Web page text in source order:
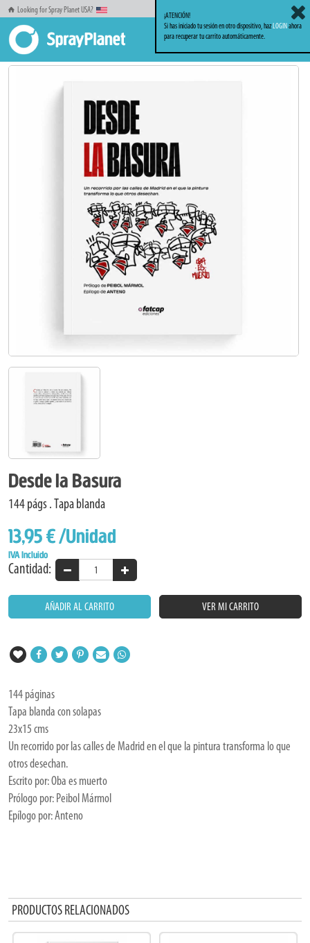
Looking for Spray Planet USA?
Inicio Desde la Basura
Desde la Basura
144 págs . Tapa blanda
13,95 €/Unidad
IVA Incluido
Cantidad:
AÑADIR AL CARRITO VER MI CARRITO
144 páginas
Tapa blanda con solapas
23x15 cms
Un recorrido por las calles de Madrid en el que la pintura transforma lo que
otros desechan.
Escrito por: Oba es muerto
Prólogo por: Peibol Mármol
Epílogo por: Anteno
PRODUCTOS RELACIONADOS
¡ATENCIÓN!
Si has iniciado tu sesión en otro dispositivo, hazLOGINahora
para recuperar tu carrito automáticamente.